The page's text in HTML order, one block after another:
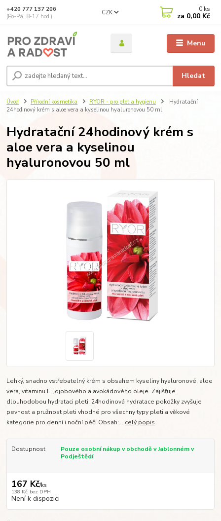
Menu
CZK
Hledat
+420 777 137 206
(Po-Pá, 8-17 hod.)
0 ks
za 0,00 Kč
Úvod Přírodní kosmetika RYOR - pro pleť a hygienu
Hydratační
24hodinový krém s aloe vera a kyselinou hyaluronovou 50 ml
Hydratační 24hodinový krém s
aloe vera a kyselinou
hyaluronovou 50 ml
Lehký, snadno vstřebatelný krém s obsahem kyseliny hyaluronové, aloe
vera, vitaminu E, jojobového a avokádového oleje. Zajišťuje
dlouhodobou hydrataci pleti. 24hodinová hydratace pokožky zvyšuje
pevnost a pružnost pleti vhodné pro všechny typy pleti a věkové
kategorie pro denní i noční péči Obsah:... celý popis
Dostupnost
Pouze osobní nákup v obchodě v Jablonném v
Podještědí
167 Kč/ks
138 Kč bez DPH
Není k dispozici